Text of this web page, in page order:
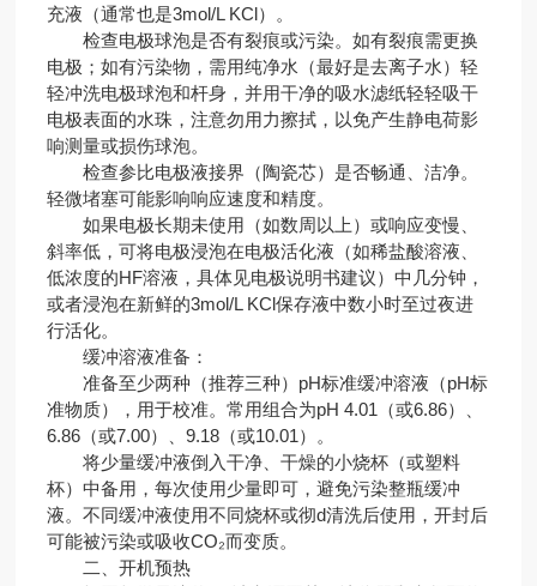
充液（通常也是3mol/L KCl）。
检查电极球泡是否有裂痕或污染。如有裂痕需更换
电极；如有污染物，需用纯净水（最好是去离子水）轻
轻冲洗电极球泡和杆身，并用干净的吸水滤纸轻轻吸干
电极表面的水珠，注意勿用力擦拭，以免产生静电荷影
响测量或损伤球泡。
检查参比电极液接界（陶瓷芯）是否畅通、洁净。
轻微堵塞可能影响响应速度和精度。
如果电极长期未使用（如数周以上）或响应变慢、
斜率低，可将电极浸泡在电极活化液（如稀盐酸溶液、
低浓度的HF溶液，具体见电极说明书建议）中几分钟，
或者浸泡在新鲜的3mol/L KCl保存液中数小时至过夜进
行活化。
缓冲溶液准备：
准备至少两种（推荐三种）pH标准缓冲溶液（pH标
准物质），用于校准。常用组合为pH 4.01（或6.86）、
6.86（或7.00）、9.18（或10.01）。
将少量缓冲液倒入干净、干燥的小烧杯（或塑料
杯）中备用，每次使用少量即可，避免污染整瓶缓冲
液。不同缓冲液使用不同烧杯或彻d清洗后使用，开封后
可能被污染或吸收CO₂而变质。
二、开机预热